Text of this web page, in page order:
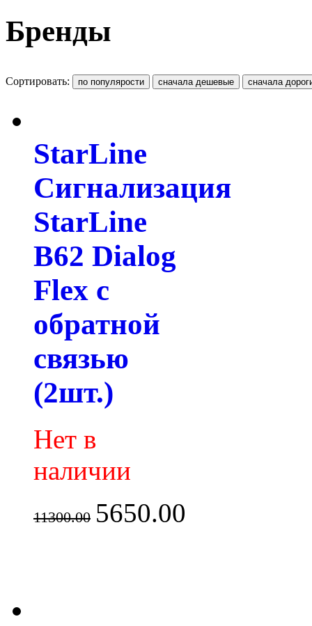
Бренды
Сортировать:
StarLine
Сигнализация
StarLine
B62 Dialog
Flex с
обратной
связью
(2шт.)
Нет в
наличии
11300.00 5650.00